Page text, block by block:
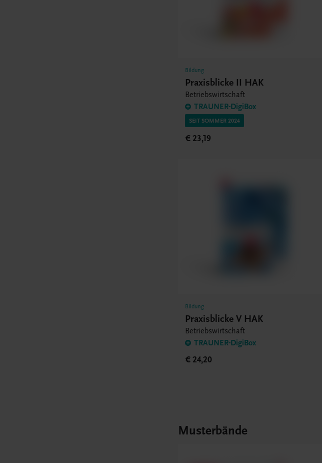
Bildung
Praxisblicke II HAK
Betriebswirtschaft
TRAUNER-DigiBox
SEIT SOMMER 2024
€ 23,19
Bildung
Praxisblicke V HAK
Betriebswirtschaft
TRAUNER-DigiBox
€ 24,20
Musterbände